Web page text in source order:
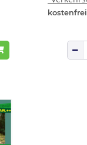
kostenfrei